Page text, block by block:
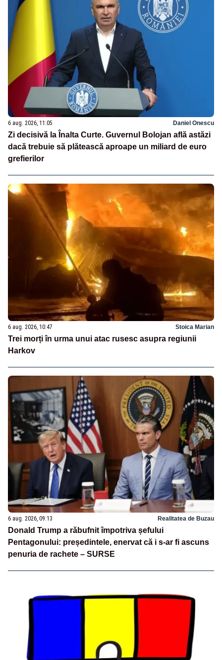
6 aug. 2026, 11:05 Daniel Onescu
Zi decisivă la Înalta Curte. Guvernul Bolojan află astăzi
dacă trebuie să plătească aproape un miliard de euro
grefierilor
6 aug. 2026, 10:47 Stoica Marian
Trei morți în urma unui atac rusesc asupra regiunii
Harkov
6 aug. 2026, 09:13 Realitatea de Buzau
Donald Trump a răbufnit împotriva șefului
Pentagonului: președintele, enervat că i s-ar fi ascuns
penuria de rachete – SURSE